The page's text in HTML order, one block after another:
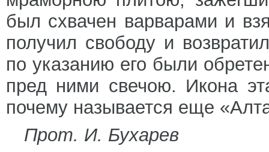
был схвачен варварами и
получил свободу и
по указанию его были
пред ними свечою. Икона
почему называется еще
Прот. И. Бухарев